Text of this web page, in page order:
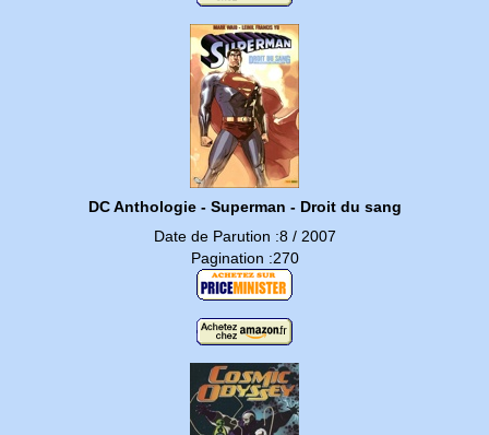
DC Anthologie - Superman - Droit du sang
Date de Parution :8 / 2007
Pagination :270